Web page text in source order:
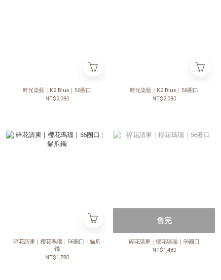
時光染藍｜K2 Blue｜56圈口
NT$2,080
時光染藍｜K2 Blue｜56圈口
NT$2,080
碎花請柬｜櫻花瑪瑙｜56圈口｜貓爪
鐲
NT$1,780
售完
碎花請柬｜櫻花瑪瑙｜56圈口
NT$1,480